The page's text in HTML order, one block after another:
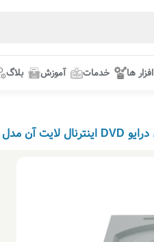
ها خدمات آموزش بلاگ
درایو DVD اینترنال لایت آن مدل iHAS124-14-1